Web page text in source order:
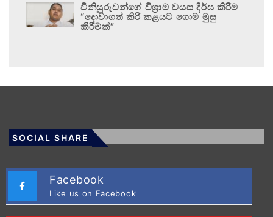
විනිසුරුවන්ගේ විශ්‍රාම වයස දීර්ඝ කිරීම
“දොවාගත් කිරි කළයට ගොම මුසු
කිරීමක්”
SOCIAL SHARE
Facebook
Like us on Facebook